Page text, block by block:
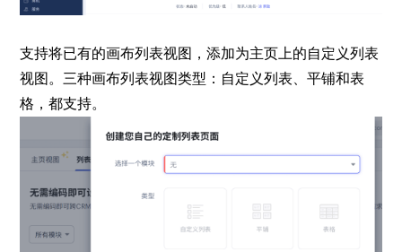
支持将已有的画布列表视图，添加为主页上的自定义列表
视图。三种画布列表视图类型：自定义列表、平铺和表
格，都支持。